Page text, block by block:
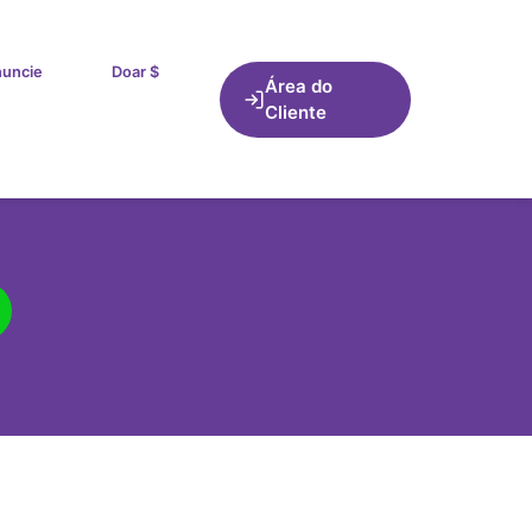
Doar $
Área do
Cliente